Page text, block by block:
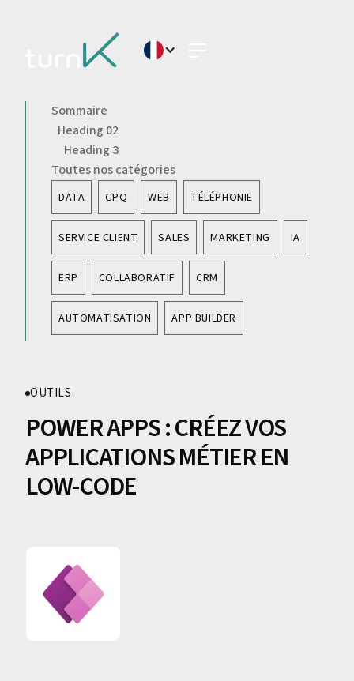
OUTILS
POWER APPS : CRÉEZ VOS
APPLICATIONS MÉTIER EN
LOW-CODE
Sommaire
Heading 02
Heading 3
Toutes nos catégories
DATA CPQ WEB TÉLÉPHONIE
SERVICE CLIENT SALES MARKETING IA
ERP COLLABORATIF CRM
AUTOMATISATION APP BUILDER